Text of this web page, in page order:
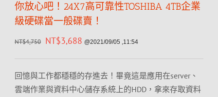
你放心吧！24X7高可靠性TOSHIBA 4TB企業
級硬碟當一般碟賣！
NT$4,750 NT$3,688 @2021/09/05 ,11:54
回憶與工作都穩穩的存進去！畢竟這是應用在server、
雲端作業與資料中心儲存系統上的HDD，拿來存取資料